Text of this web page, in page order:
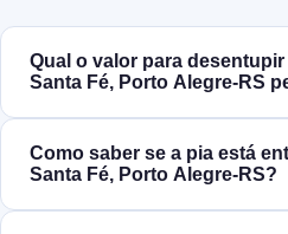
Qual o valor para
Santa Fé, Porto Alegre‑RS
Como saber se a pia está
Santa Fé, Porto Alegre‑RS?